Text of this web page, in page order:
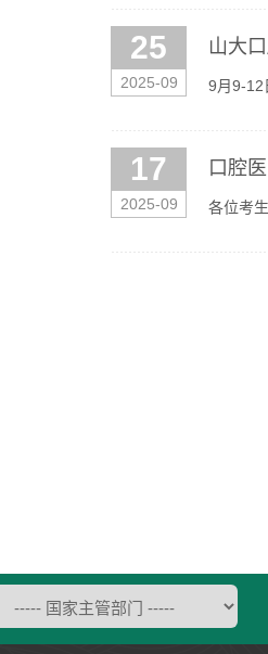
25
2025-09
山大
9月9-12
17
2025-09
口腔
各位考